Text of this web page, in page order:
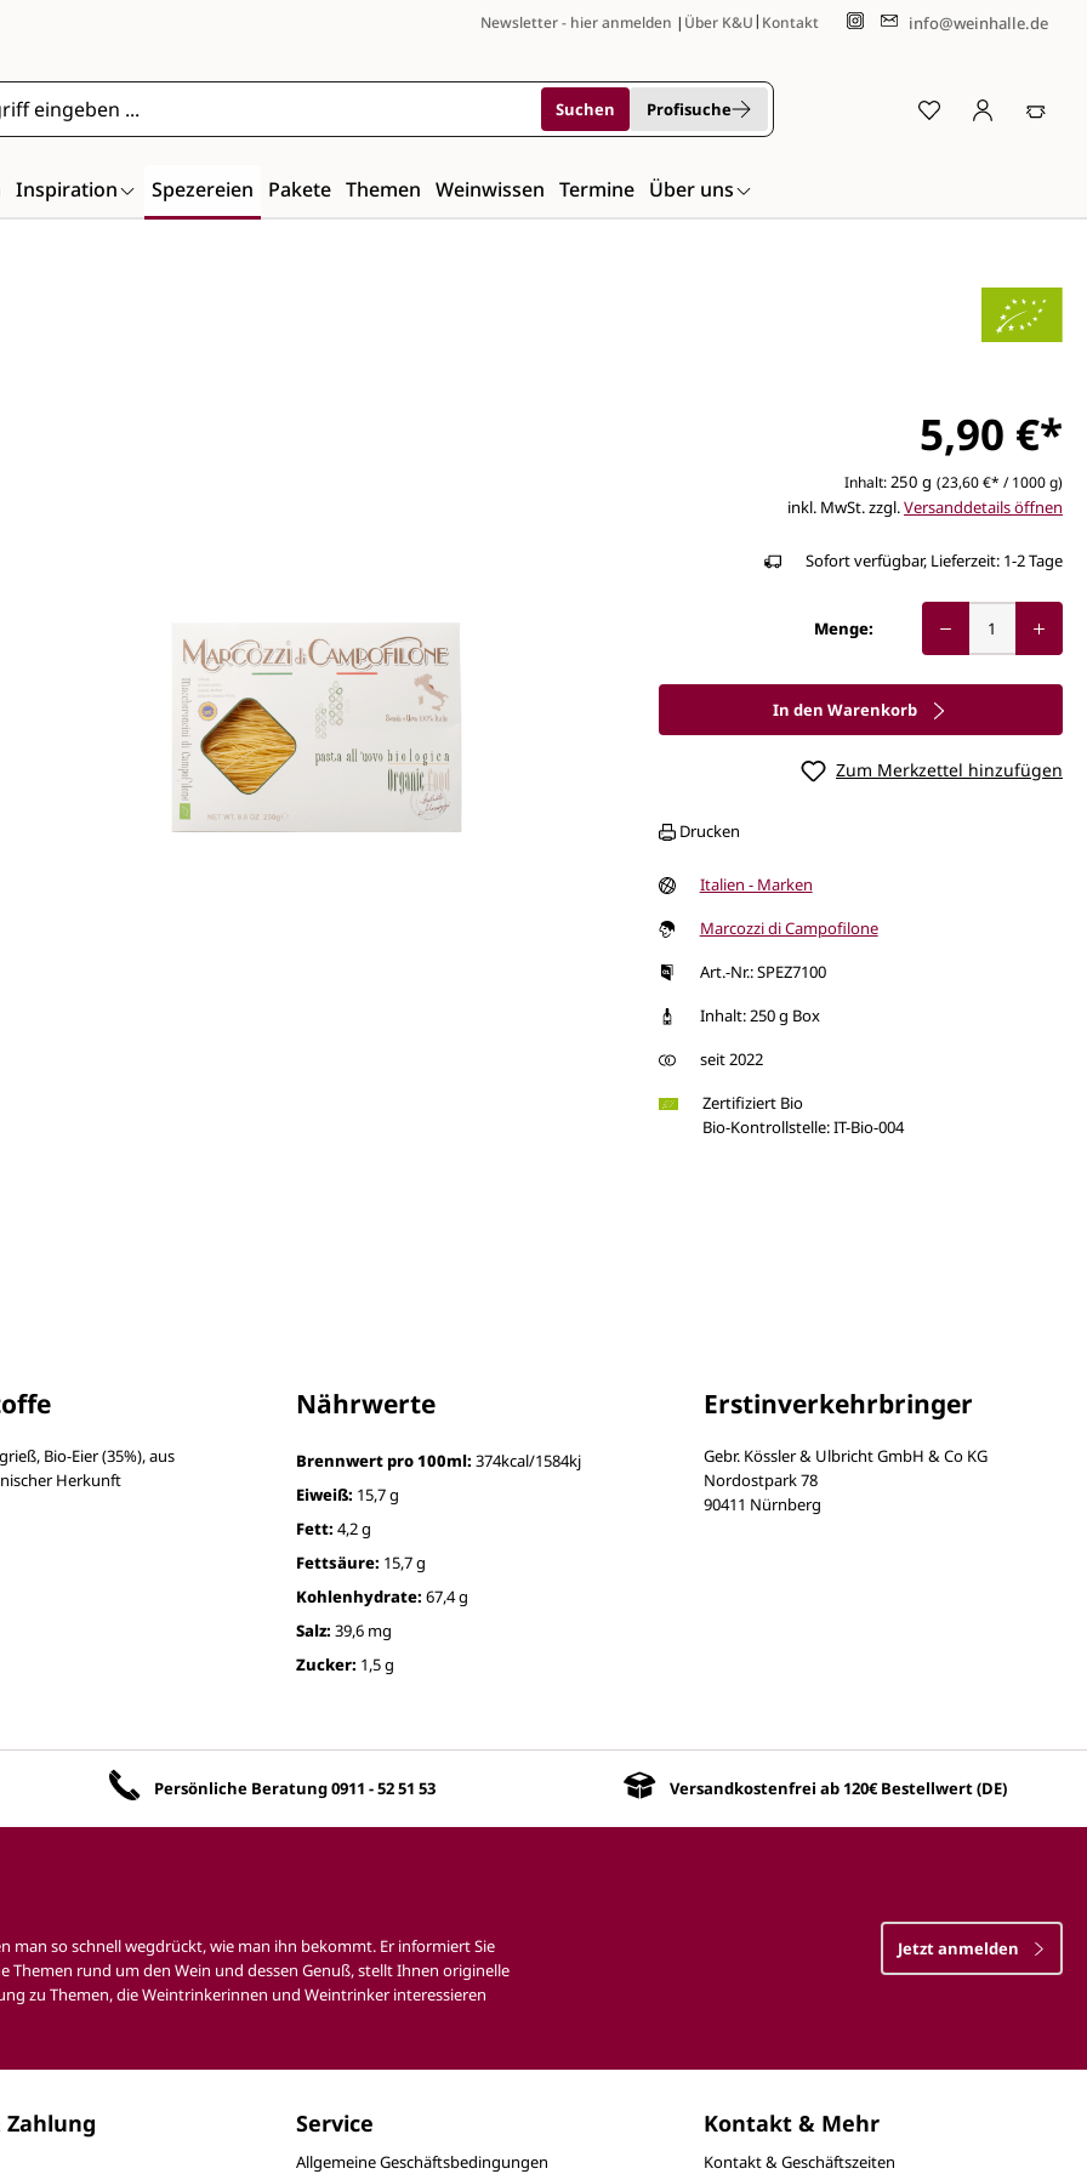
Newsletter - hier anmelden | Über K&U| Kontakt info@weinhalle.de
Suchen Profisuche
Inspiration Spezereien Pakete Themen Weinwissen Termine Über uns
5,90 €*
Inhalt:250 g (23,60 €* / 1000 g)
inkl. MwSt. zzgl.Versanddetails öffnen
Sofort verfügbar, Lieferzeit: 1-2 Tage
Menge:
In den Warenkorb
Zum Merkzettel hinzufügen
Drucken
Italien - Marken
Marcozzi di Campofilone
Art.-Nr.: SPEZ7100
Inhalt: 250 g Box
seit 2022
Zertifiziert Bio
Bio-Kontrollstelle: IT-Bio-004
Bio-Eier (35%), aus
Herkunft
Nährwerte
Brennwert pro 100ml: 374kcal/1584kj
Eiweiß: 15,7 g
Fett: 4,2 g
Fettsäure: 15,7 g
Kohlenhydrate: 67,4 g
Salz: 39,6 mg
Zucker: 1,5 g
Erstinverkehrbringer
Gebr. Kössler & Ulbricht GmbH & Co KG
Nordostpark 78
90411 Nürnberg
Unsere Vorteile
Persönliche Beratung0911 - 52 51 53 Versandkostenfrei ab 120€ Bestellwert (DE)
man so schnell wegdrückt, wie man ihn bekommt. Er informiert Sie
rund um den Wein und dessen Genuß, stellt Ihnen originelle
zu Themen, die Weintrinkerinnen und Weintrinker interessieren
Jetzt anmelden
Zahlung Service
Allgemeine Geschäftsbedingungen
Kontakt & Mehr
Kontakt & Geschäftszeiten